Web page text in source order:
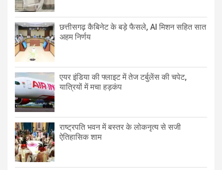
छत्तीसगढ़ कैबिनेट के बड़े फैसले, AI मिशन सहित सात
अहम निर्णय
एयर इंडिया की फ्लाइट में तेज टर्बुलेंस की चपेट,
यात्रियों में मचा हड़कंप
राष्ट्रपति भवन में बस्तर के लोकनृत्य से सजी
ऐतिहासिक शाम